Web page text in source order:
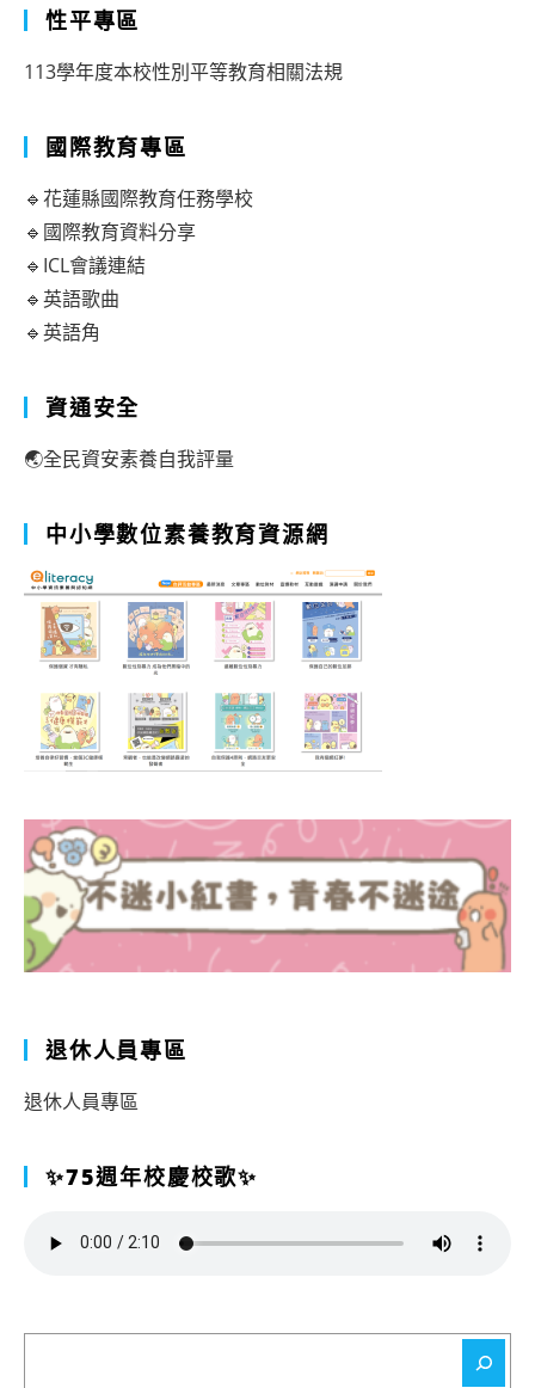
性平專區
113學年度本校性別平等教育相關法規
國際教育專區
🔹花蓮縣國際教育任務學校
🔹國際教育資料分享
🔹ICL會議連結
🔹英語歌曲
🔹英語角
資通安全
🌏全民資安素養自我評量
中小學數位素養教育資源網
退休人員專區
退休人員專區
✨75週年校慶校歌✨